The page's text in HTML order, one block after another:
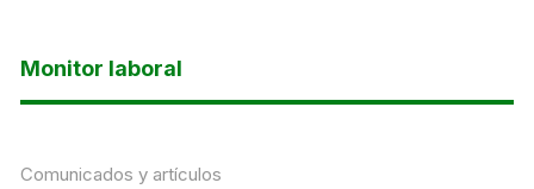
Monitor laboral
Comunicados y artículos